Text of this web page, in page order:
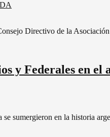
Directivo de la
y Federales en el
sumergieron en la historia